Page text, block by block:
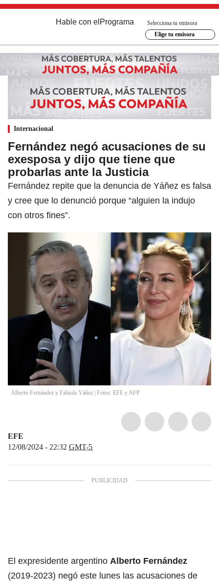
Hable con el Programa
Selecciona tu emisora
Elige tu emisora
Internacional
Fernández negó acusaciones de su
exesposa y dijo que tiene que
probarlas ante la Justicia
Fernández repite que la denuncia de Yáñez es falsa
y cree que lo denunció porque “alguien la indujo
con otros fines”.
Alberto Fernández y Fabiola Yáñez | Fotos: EFE y AFP
EFE
12/08/2024 - 22:32 GMT-5
El expresidente argentino Alberto Fernández
(2019-2023) negó este lunes las acusaciones de